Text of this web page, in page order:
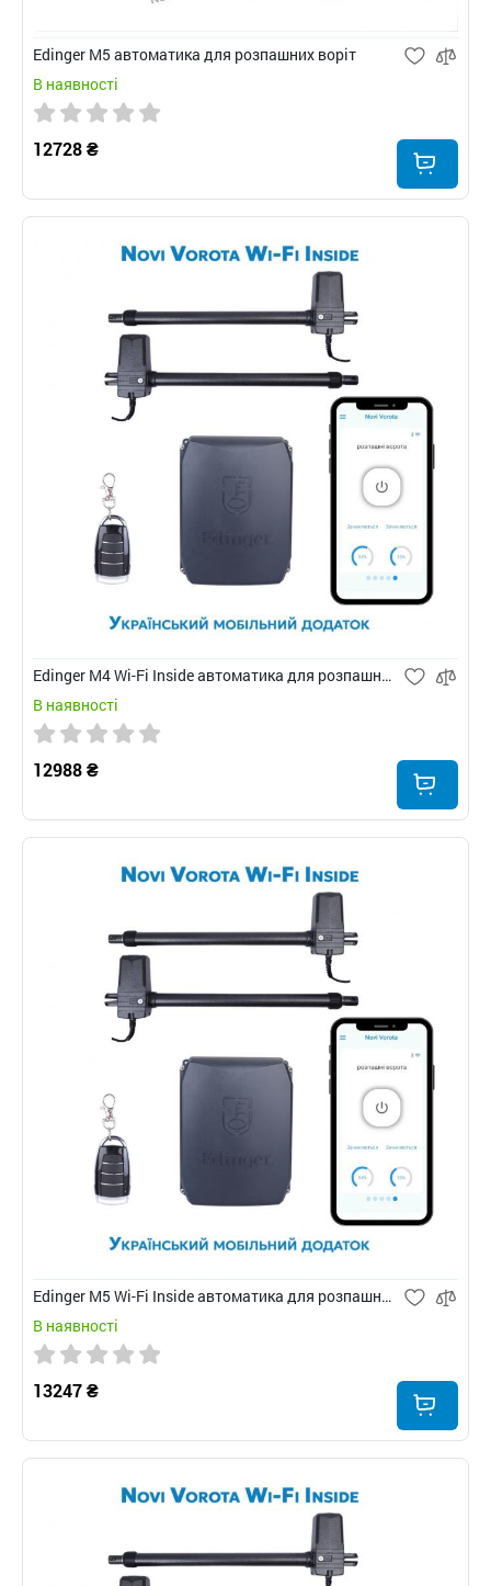
Edinger M5 автоматика для розпашних воріт
В наявності
12728 ₴
Edinger M4 Wi-Fi Inside автоматика для розпашних воріт
В наявності
12988 ₴
Edinger M5 Wi-Fi Inside автоматика для розпашних воріт
В наявності
13247 ₴